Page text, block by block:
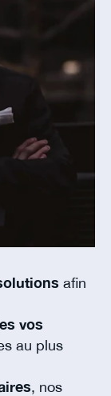
afin
vos
au plus
, nos